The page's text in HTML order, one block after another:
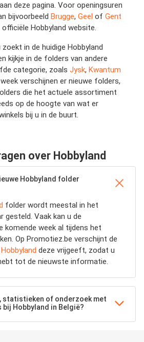
deze pagina. Voor openingsuren
bijvoorbeeld Brugge, Geel of Gent
Hobbyland website.
in de huidige Hobbyland
kijkje in de folders van andere
categorie, zoals Jysk, Kwantum
week verschijnen er nieuwe folders,
die het actuele assortiment
op de hoogte van wat er
bij u in de buurt.
over Hobbyland
Hobbyland folder
folder wordt meestal in het
gesteld. Vaak kan u de
komende week al tijdens het
Op Promotiez.be verschijnt de
Hobbyland deze vrijgeeft, zodat u
tot de nieuwste informatie.
statistieken of onderzoek met
Hobbyland in België?